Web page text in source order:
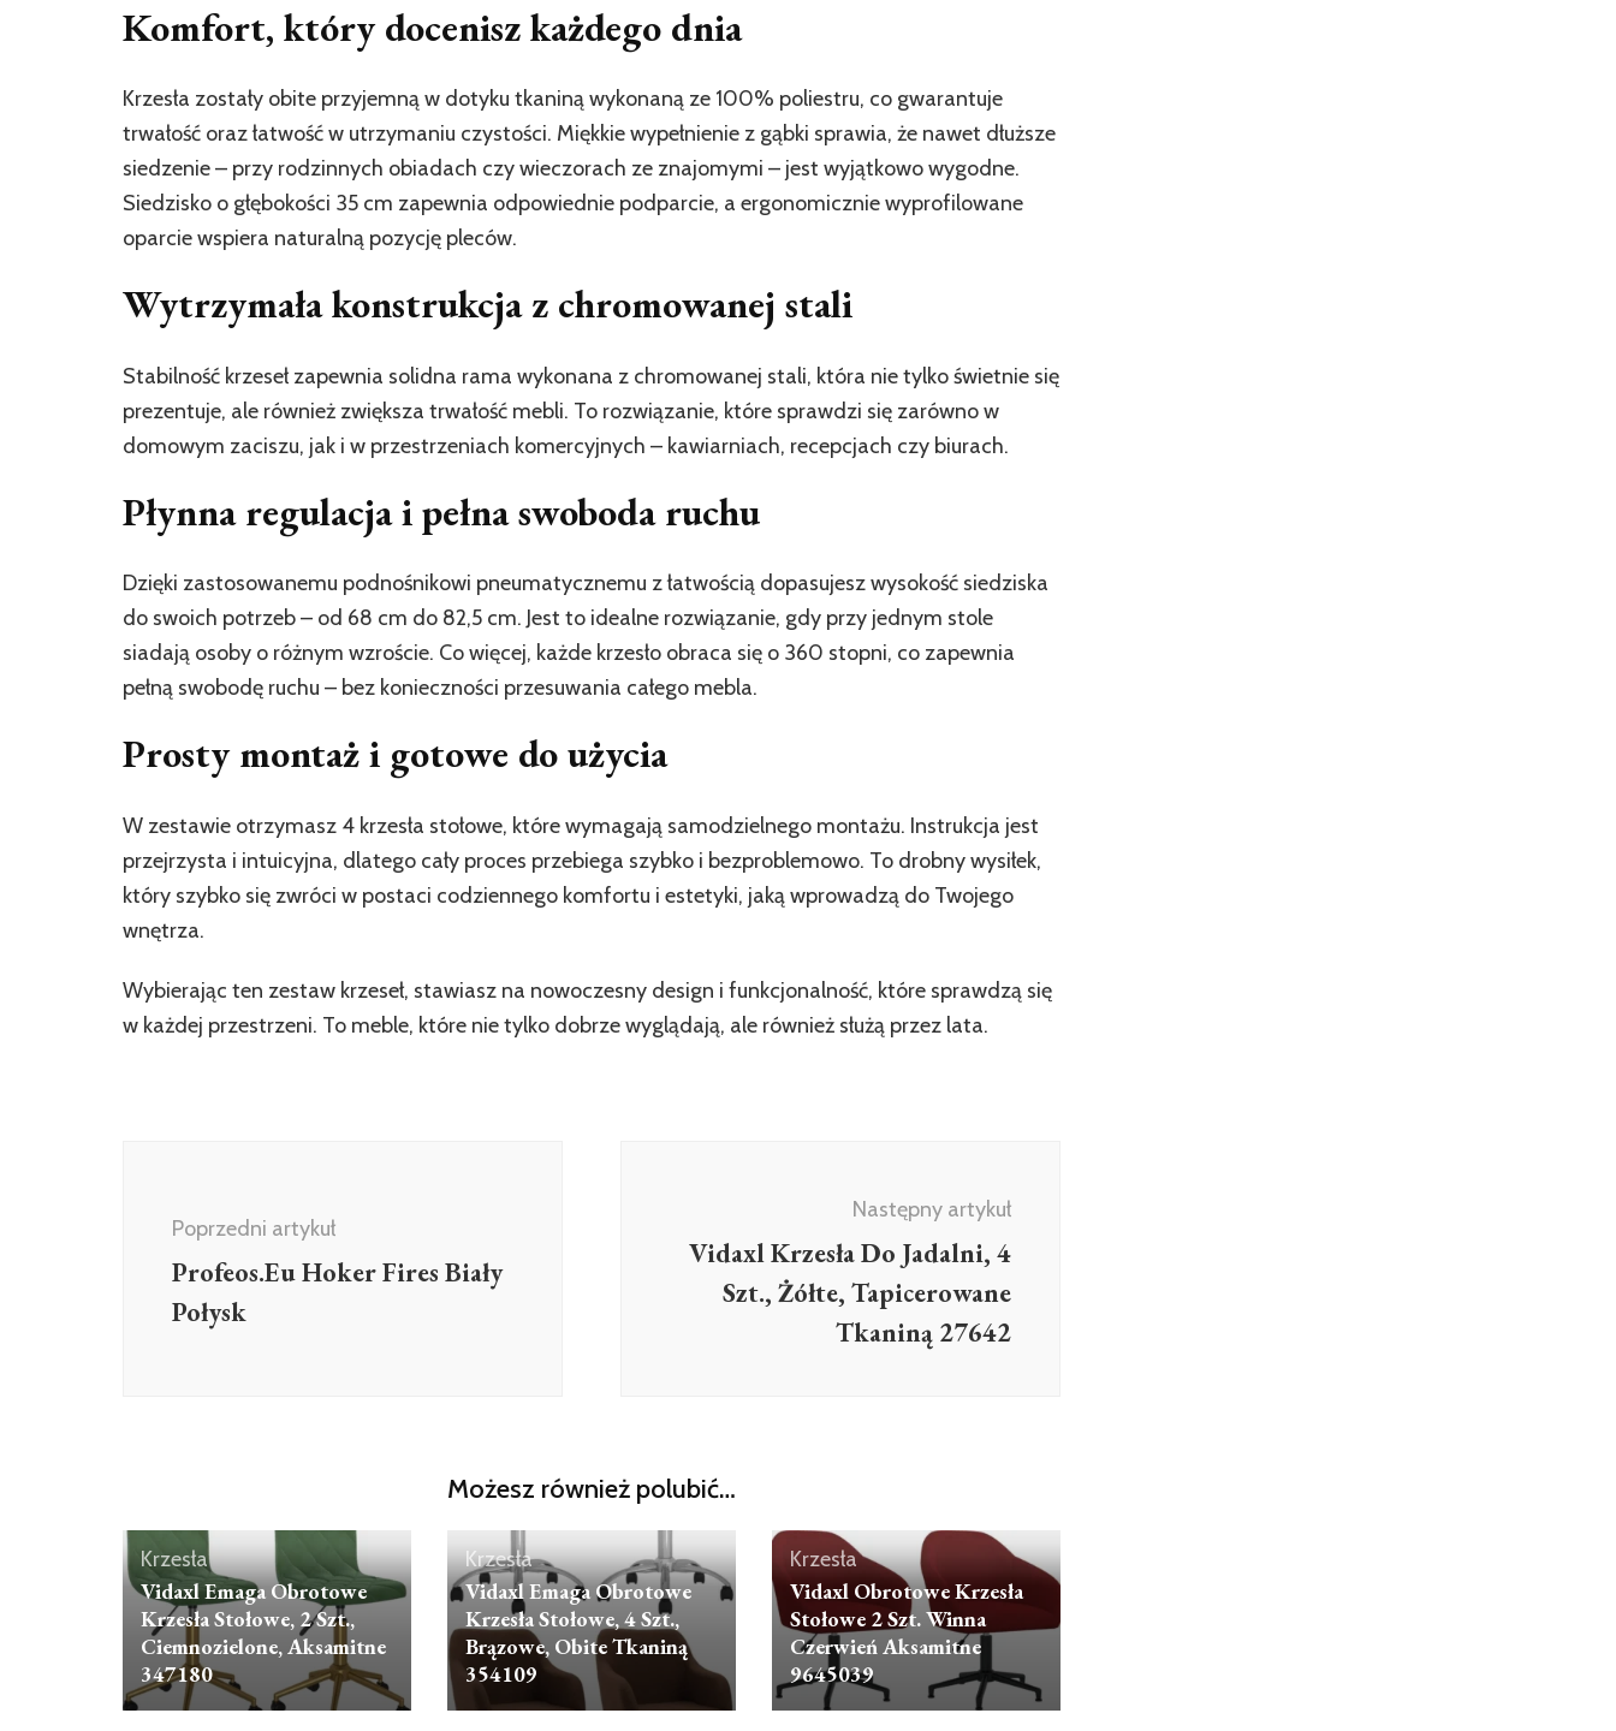
Komfort, który docenisz każdego dnia
Krzesła zostały obite przyjemną w dotyku tkaniną wykonaną ze 100% poliestru, co gwarantuje
trwałość oraz łatwość w utrzymaniu czystości. Miękkie wypełnienie z gąbki sprawia, że nawet dłuższe
siedzenie – przy rodzinnych obiadach czy wieczorach ze znajomymi – jest wyjątkowo wygodne.
Siedzisko o głębokości 35 cm zapewnia odpowiednie podparcie, a ergonomicznie wyprofilowane
oparcie wspiera naturalną pozycję pleców.
Wytrzymała konstrukcja z chromowanej stali
Stabilność krzeseł zapewnia solidna rama wykonana z chromowanej stali, która nie tylko świetnie się
prezentuje, ale również zwiększa trwałość mebli. To rozwiązanie, które sprawdzi się zarówno w
domowym zaciszu, jak i w przestrzeniach komercyjnych – kawiarniach, recepcjach czy biurach.
Płynna regulacja i pełna swoboda ruchu
Dzięki zastosowanemu podnośnikowi pneumatycznemu z łatwością dopasujesz wysokość siedziska
do swoich potrzeb – od 68 cm do 82,5 cm. Jest to idealne rozwiązanie, gdy przy jednym stole
siadają osoby o różnym wzroście. Co więcej, każde krzesło obraca się o 360 stopni, co zapewnia
pełną swobodę ruchu – bez konieczności przesuwania całego mebla.
Prosty montaż i gotowe do użycia
W zestawie otrzymasz 4 krzesła stołowe, które wymagają samodzielnego montażu. Instrukcja jest
przejrzysta i intuicyjna, dlatego cały proces przebiega szybko i bezproblemowo. To drobny wysiłek,
który szybko się zwróci w postaci codziennego komfortu i estetyki, jaką wprowadzą do Twojego
wnętrza.
Wybierając ten zestaw krzeseł, stawiasz na nowoczesny design i funkcjonalność, które sprawdzą się
w każdej przestrzeni. To meble, które nie tylko dobrze wyglądają, ale również służą przez lata.
Poprzedni artykuł
Profeos.Eu Hoker Fires Biały
Połysk
Następny artykuł
Vidaxl Krzesła Do Jadalni, 4
Szt., Żółte, Tapicerowane
Tkaniną 27642
Możesz również polubić…
Krzesła
Vidaxl Emaga Obrotowe
Krzesła Stołowe, 2 Szt.,
Ciemnozielone, Aksamitne
347180
Krzesła
Vidaxl Emaga Obrotowe
Krzesła Stołowe, 4 Szt.,
Brązowe, Obite Tkaniną
354109
Krzesła
Vidaxl Obrotowe Krzesła
Stołowe 2 Szt. Winna
Czerwień Aksamitne
9645039